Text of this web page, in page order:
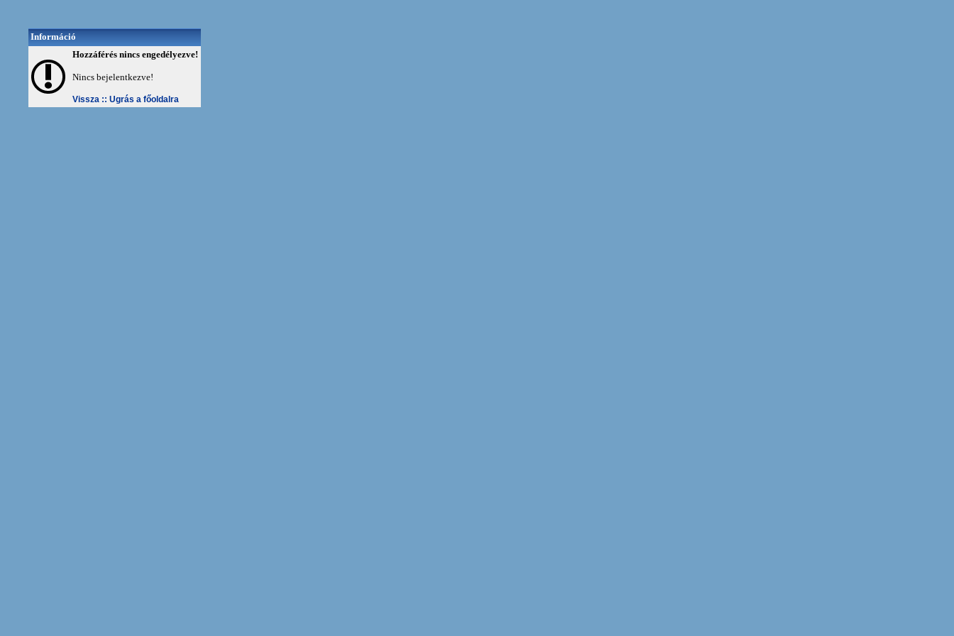
Információ
Hozzáférés nincs engedélyezve!
Nincs bejelentkezve!
Vissza :: Ugrás a főoldalra